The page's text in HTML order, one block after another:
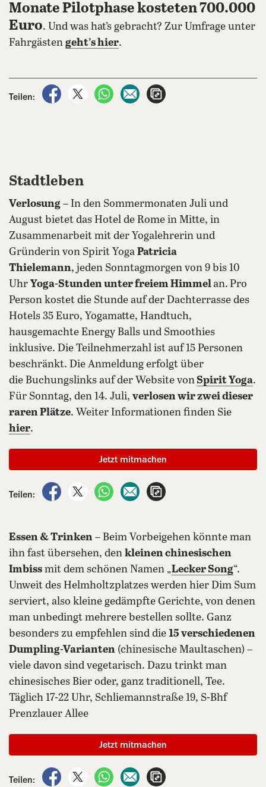
Monate Pilotphase kosteten 700.000
Euro. Und was hat’s gebracht? Zur Umfrage unter
Fahrgästen geht’s hier.
Teilen:
auf Facebook teilen
auf X teilenper WhatsApp teilen
per E-Mail teilen
Stadtleben
Verlosung – In den Sommermonaten Juli und
August bietet das Hotel de Rome in Mitte, in
Zusammenarbeit mit der Yogalehrerin und
Gründerin von Spirit Yoga Patricia
Thielemann, jeden Sonntagmorgen von 9 bis 10
Uhr Yoga-Stunden unter freiem Himmelan. Pro
Person kostet die Stunde auf der Dachterrasse des
Hotels 35 Euro, Yogamatte, Handtuch,
hausgemachte Energy Balls und Smoothies
inklusive. Die Teilnehmerzahl ist auf 15 Personen
beschränkt. Die Anmeldung erfolgt über
die Buchungslinks auf der Website von Spirit Yoga.
Für Sonntag, den 14. Juli, verlosen wir zwei dieser
raren Plätze. Weiter Informationen finden Sie
hier.
Teilen:
auf Facebook teilen
auf X teilenper WhatsApp teilen
per E-Mail teilen
Jetzt mitmachen
Essen & Trinken – Beim Vorbeigehen könnte man
ihn fast übersehen, den kleinen chinesischen
Imbiss mit dem schönen Namen „Lecker Song“.
Unweit des Helmholtzplatzes werden hier Dim Sum
serviert, also kleine gedämpfte Gerichte, von denen
man unbedingt mehrere bestellen sollte. Ganz
besonders zu empfehlen sind die 15 verschiedenen
Dumpling-Varianten (chinesische Maultaschen) –
viele davon sind vegetarisch. Dazu trinkt man
chinesisches Bier oder, ganz traditionell, Tee.
Täglich 17-22 Uhr, Schliemannstraße 19, S-Bhf
Prenzlauer Allee
Teilen:
auf Facebook teilen
auf X teilenper WhatsApp teilen
per E-Mail teilen
Jetzt mitmachen